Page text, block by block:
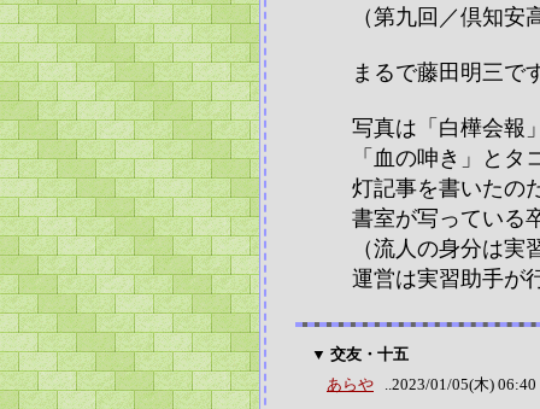
（第九回／倶知安
まるで藤田明三で
写真は「白樺会報
「血の呻き」と
灯記事を書いたの
書室が写っている
（流人の身分は
運営は実習助手が
▼ 交友・十五
あらや ..2023/01/05(木)